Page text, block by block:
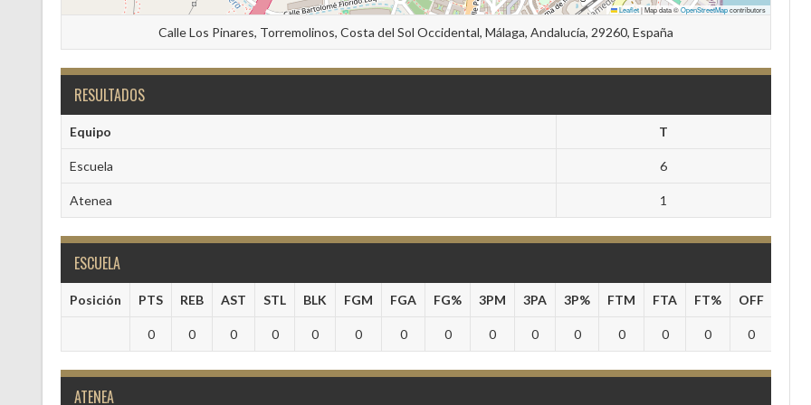
Leaflet|Map data ©OpenStreetMapcontributors
Calle Los Pinares, Torremolinos, Costa del Sol Occidental, Málaga, Andalucía, 29260, España
RESULTADOS
Equipo T
Escuela 6
Atenea 1
ESCUELA
Posición PTS REB AST STL BLK FGM FGA FG% 3PM 3PA 3P% FTM FTA FT% OFF
0 0 0 0 0 0 0 0 0 0 0 0 0 0 0
ATENEA